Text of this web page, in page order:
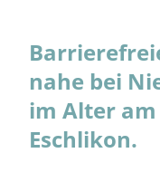
nahe bei
im Alter
Eschlikon.